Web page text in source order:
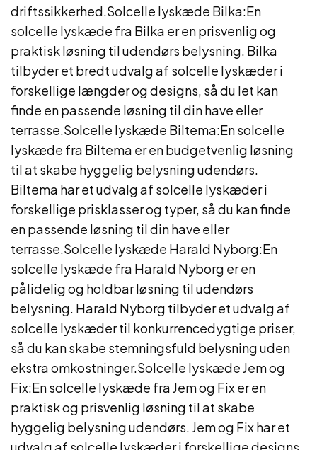
driftssikkerhed.Solcelle lyskæde Bilka:En
solcelle lyskæde fra Bilka er en prisvenlig og
praktisk løsning til udendørs belysning. Bilka
tilbyder et bredt udvalg af solcelle lyskæder i
forskellige længder og designs, så du let kan
finde en passende løsning til din have eller
terrasse.Solcelle lyskæde Biltema:En solcelle
lyskæde fra Biltema er en budgetvenlig løsning
til at skabe hyggelig belysning udendørs.
Biltema har et udvalg af solcelle lyskæder i
forskellige prisklasser og typer, så du kan finde
en passende løsning til din have eller
terrasse.Solcelle lyskæde Harald Nyborg:En
solcelle lyskæde fra Harald Nyborg er en
pålidelig og holdbar løsning til udendørs
belysning. Harald Nyborg tilbyder et udvalg af
solcelle lyskæder til konkurrencedygtige priser,
så du kan skabe stemningsfuld belysning uden
ekstra omkostninger.Solcelle lyskæde Jem og
Fix:En solcelle lyskæde fra Jem og Fix er en
praktisk og prisvenlig løsning til at skabe
hyggelig belysning udendørs. Jem og Fix har et